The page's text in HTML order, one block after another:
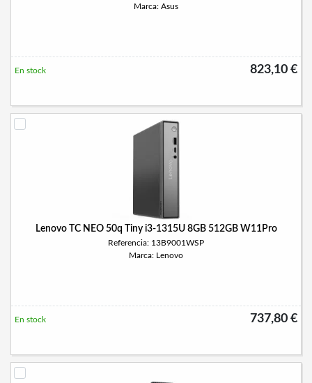
Marca: Asus
823,10 €
En stock
Lenovo TC NEO 50q Tiny i3-1315U 8GB 512GB W11Pro
Referencia: 13B9001WSP
Marca: Lenovo
737,80 €
En stock